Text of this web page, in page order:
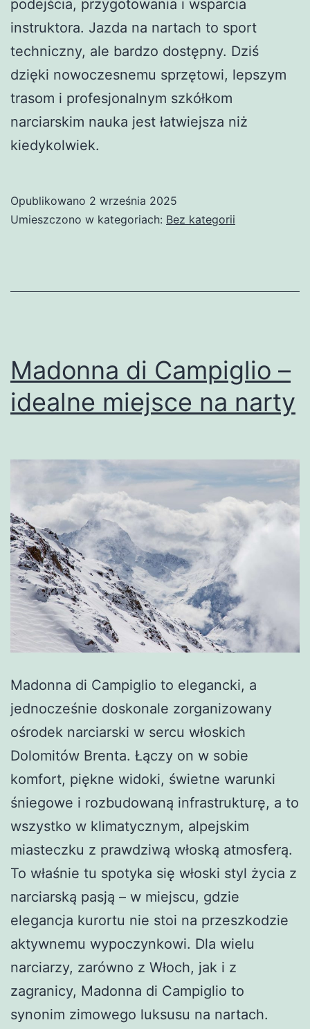
podejścia, przygotowania i wsparcia
instruktora. Jazda na nartach to sport
techniczny, ale bardzo dostępny. Dziś
dzięki nowoczesnemu sprzętowi, lepszym
trasom i profesjonalnym szkółkom
narciarskim nauka jest łatwiejsza niż
kiedykolwiek.
Opublikowano 2 września 2025
Umieszczono w kategoriach: Bez kategorii
Madonna di Campiglio –
idealne miejsce na narty
Madonna di Campiglio to elegancki, a
jednocześnie doskonale zorganizowany
ośrodek narciarski w sercu włoskich
Dolomitów Brenta. Łączy on w sobie
komfort, piękne widoki, świetne warunki
śniegowe i rozbudowaną infrastrukturę, a to
wszystko w klimatycznym, alpejskim
miasteczku z prawdziwą włoską atmosferą.
To właśnie tu spotyka się włoski styl życia z
narciarską pasją – w miejscu, gdzie
elegancja kurortu nie stoi na przeszkodzie
aktywnemu wypoczynkowi. Dla wielu
narciarzy, zarówno z Włoch, jak i z
zagranicy, Madonna di Campiglio to
synonim zimowego luksusu na nartach.